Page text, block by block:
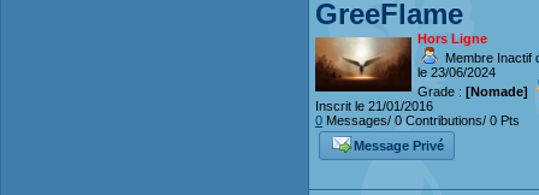
GreeFlame
Hors Ligne
Membre Inactif
le 23/06/2024
Grade : [Nomade]
Inscrit le 21/01/2016
0 Messages/ 0 Contributions/ 0 Pts
Message Privé